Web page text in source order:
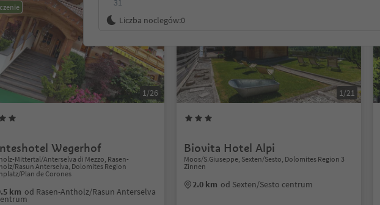
31
Liczba noclegów:0
1/26
Wegerhof
Mittertal/Anterselva di Mezzo, Rasen-
Rasun Anterselva, Dolomites Region
Plan de Corones
km od Rasen-Antholz/Rasun Anterselva
1/21
Biovita Hotel Alpi
Moos/S.Giuseppe, Sexten/Sesto, Dolomites Region 3
Zinnen
2.0 km od Sexten/Sesto centrum